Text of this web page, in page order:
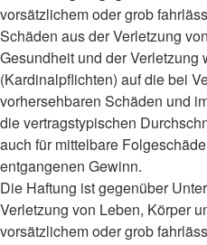
vorsätzlichem oder grob
Schäden aus der Verletzung
Gesundheit und der Verletzung
(Kardinalpflichten) auf die bei
vorhersehbaren Schäden und
die vertragstypischen
auch für mittelbare
entgangenen Gewinn.
Die Haftung ist gegenüber
Verletzung von Leben, Körper
vorsätzlichem oder grob